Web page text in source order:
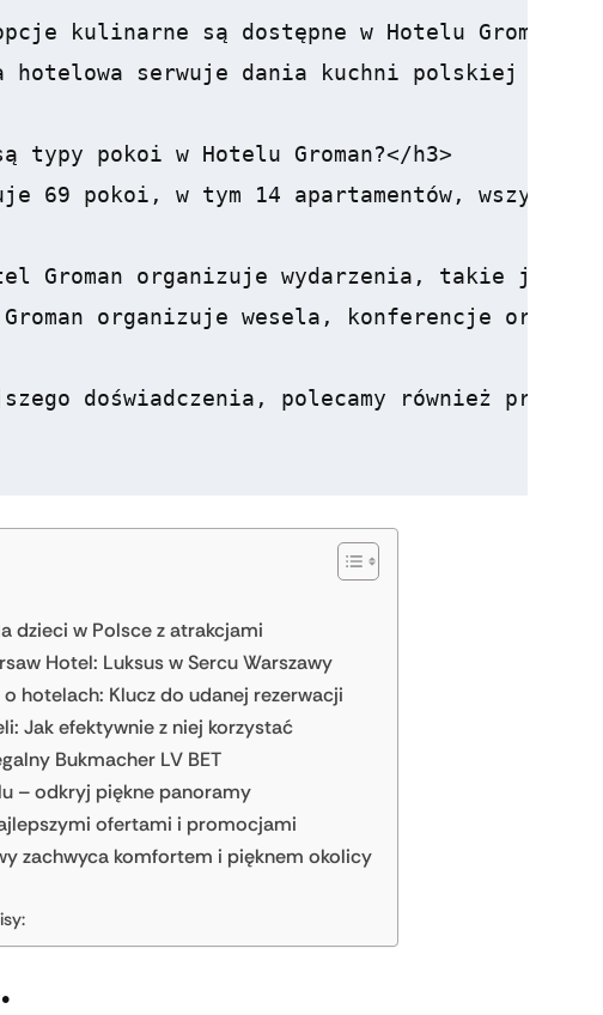
kulinarne są dostępne w Hotelu Groman?</
hotelowa serwuje dania kuchni polskiej i
typy pokoi w Hotelu Groman?</h3>
69 pokoi, w tym 14 apartamentów,
Groman organizuje wydarzenia, takie jak
organizuje wesela, konferencje oraz
doświadczenia, polecamy również
dzieci w Polsce z atrakcjami
Hotel: Luksus w Sercu Warszawy
hotelach: Klucz do udanej rezerwacji
Jak efektywnie z niej korzystać
Bukmacher LV BET
– odkryj piękne panoramy
ofertami i promocjami
zachwyca komfortem i pięknem okolicy